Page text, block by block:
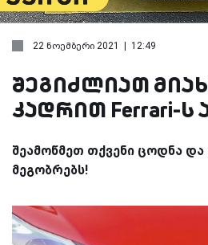
22 ნოემბერი 2021 | 12:49
შეგიძლიათ
კადრით Ferrari-ს
შეამოწმეთ თქვენი ცოდნა
მეგობრებს!